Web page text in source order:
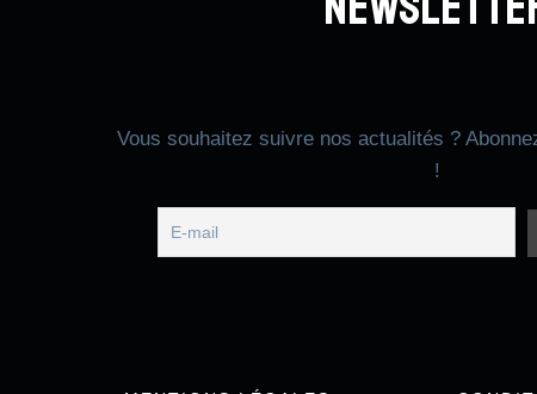
Vous souhaitez suivre nos actualités ?
!